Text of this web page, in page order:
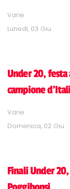
Varie
Lunedì, 03 Giu
Under 20,
campione
Varie
Domenica, 02 Giu
Finali Under